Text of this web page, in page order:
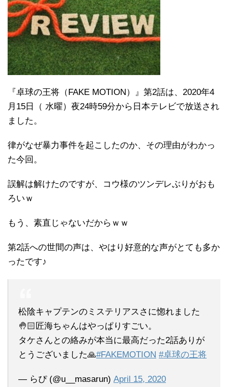
『卓球の王将（FAKE MOTION）』第2話は、2020年4
月15日（ 水曜）夜24時59分から日本テレビで放送され
ました。
律がなぜ暴力事件を起こしたのか、その理由がわかっ
た今回。
誤解は解けたのですが、コウ様のツンデレぶりがおも
ろいｗ
もう、素直じゃないだからｗｗ
第2話への世間の声は、やはり好意的な声がとても多か
ったです♪
松陰キャプテンのミステリアスさに惚れました
🤚🏻匠海ちゃんはやっぱりすごい。
タケさんとの絡みが本当に最高だった2話ありが
とうございました🙏#FAKEMOTION #卓球の王将
— らぴ (@u__masarun) April 15, 2020